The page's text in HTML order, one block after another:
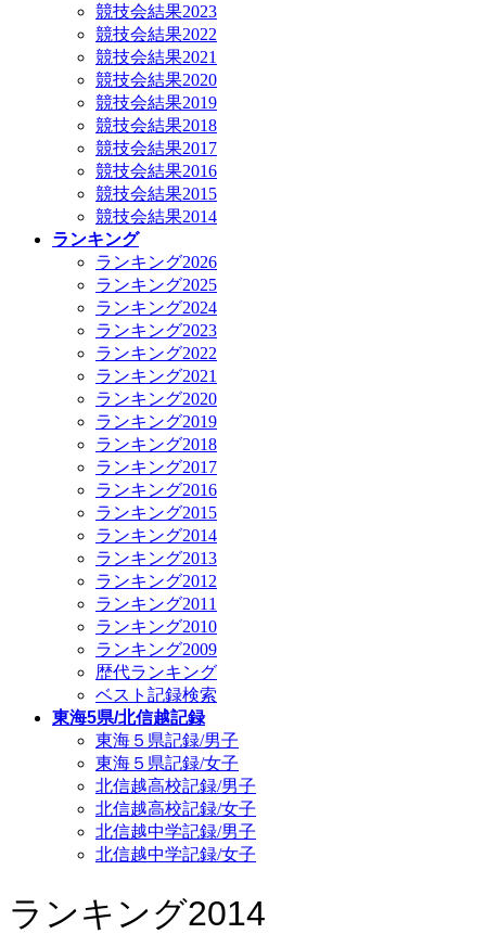
競技会結果2023
競技会結果2022
競技会結果2021
競技会結果2020
競技会結果2019
競技会結果2018
競技会結果2017
競技会結果2016
競技会結果2015
競技会結果2014
ランキング
ランキング2026
ランキング2025
ランキング2024
ランキング2023
ランキング2022
ランキング2021
ランキング2020
ランキング2019
ランキング2018
ランキング2017
ランキング2016
ランキング2015
ランキング2014
ランキング2013
ランキング2012
ランキング2011
ランキング2010
ランキング2009
歴代ランキング
ベスト記録検索
東海5県/北信越記録
東海５県記録/男子
東海５県記録/女子
北信越高校記録/男子
北信越高校記録/女子
北信越中学記録/男子
北信越中学記録/女子
ランキング2014